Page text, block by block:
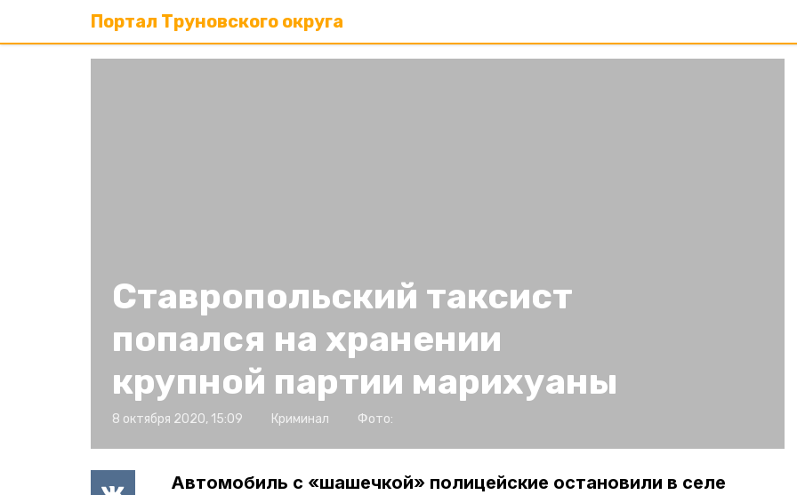
Портал Труновского округа
Ставропольский таксист
попался на хранении
крупной партии марихуаны
8 октября 2020, 15:09 Криминал Фото:
Автомобиль с «шашечкой» полицейские остановили в селе